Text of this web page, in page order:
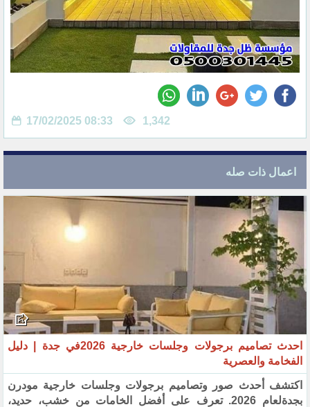
17/02/2025 08:33 1,342
اعمال ذات صله
احدث تصاميم برجولات وجلسات خارجية 2026في جدة | دليل
الفخامة والعصرية
اكتشف أحدث صور وتصاميم برجولات وجلسات خارجية مودرن
بجدةلعام 2026. تعرف على أفضل الخامات من خشب، حديد،